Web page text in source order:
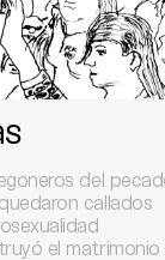
del
callados
el matrimonio